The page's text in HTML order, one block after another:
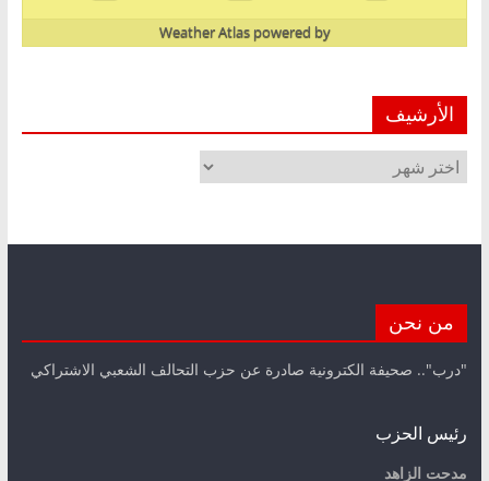
powered by
Weather Atlas
الأرشيف
الأرشيف
من نحن
"درب".. صحيفة الكترونية صادرة عن حزب التحالف الشعبي الاشتراكي
رئيس الحزب
مدحت الزاهد